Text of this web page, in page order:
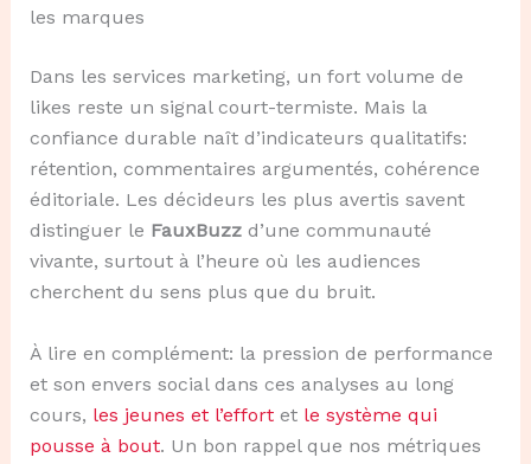
les marques
Dans les services marketing, un fort volume de
likes reste un signal court-termiste. Mais la
confiance durable naît d’indicateurs qualitatifs:
rétention, commentaires argumentés, cohérence
éditoriale. Les décideurs les plus avertis savent
distinguer le FauxBuzzd’une communauté
vivante, surtout à l’heure où les audiences
cherchent du sens plus que du bruit.
À lire en complément: la pression de performance
et son envers social dans ces analyses au long
cours, les jeunes et l’effortet le système qui
pousse à bout. Un bon rappel que nos métriques